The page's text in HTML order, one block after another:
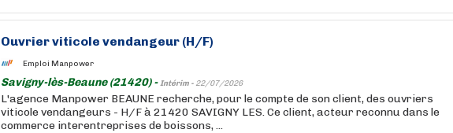
Ouvrier viticole vendangeur (H/F)
Emploi Manpower
Savigny-lès-Beaune (21420) -Intérim - 22/07/2026
L'agence Manpower BEAUNE recherche, pour le compte de son client, des ouvriers
viticole vendangeurs - H/F à 21420 SAVIGNY LES. Ce client, acteur reconnu dans le
commerce interentreprises de boissons, ...